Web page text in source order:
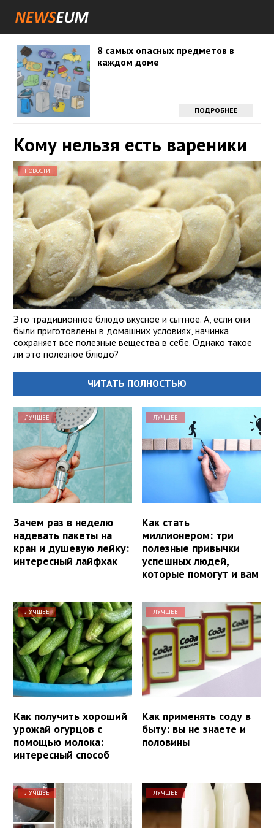
8 самых опасных предметов в
каждом доме
ПОДРОБНЕЕ
Кому нельзя есть вареники
НОВОСТИ
Это традиционное блюдо вкусное и сытное. А, если они
были приготовлены в домашних условиях, начинка
сохраняет все полезные вещества в себе. Однако такое
ли это полезное блюдо?
ЧИТАТЬ ПОЛНОСТЬЮ
ЛУЧШЕЕ
Зачем раз в неделю
надевать пакеты на
кран и душевую лейку:
интересный лайфхак
ЛУЧШЕЕ
Как стать
миллионером: три
полезные привычки
успешных людей,
которые помогут и вам
ЛУЧШЕЕ
Как получить хороший
урожай огурцов с
помощью молока:
интересный способ
ЛУЧШЕЕ
Как применять соду в
быту: вы не знаете и
половины
ЛУЧШЕЕ ЛУЧШЕЕ